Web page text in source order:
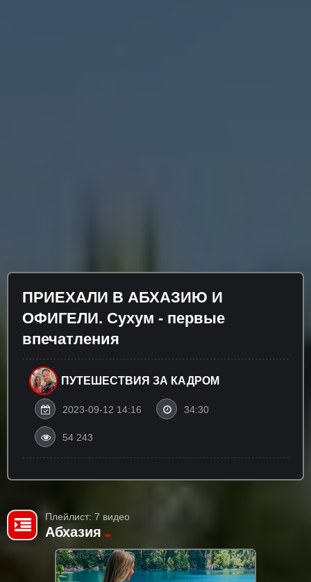
ПРИЕХАЛИ В АБХАЗИЮ И
ОФИГЕЛИ. Сухум - первые
впечатления
ПУТЕШЕСТВИЯ ЗА КАДРОМ
2023-09-12 14:16 34:30
54 243
Плейлист: 7 видео
Абхазия